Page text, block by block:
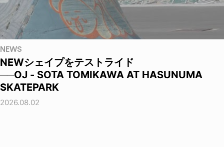
NEWS
NEWシェイプをテストライド
──OJ - SOTA TOMIKAWA AT HASUNUMA
SKATEPARK
2026.08.02